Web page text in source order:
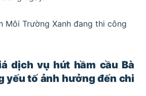
Môi Trường Xanh đang thi công
dịch vụ hút hầm cầu Bà
yếu tố ảnh hưởng đến chi